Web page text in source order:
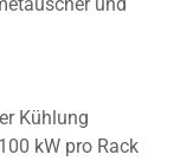
Kühlung
kW pro Rack